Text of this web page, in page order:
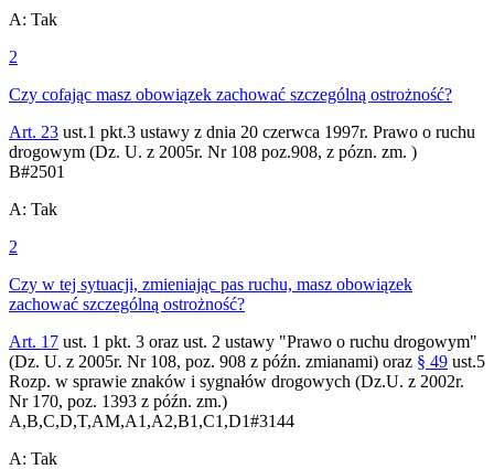
A: Tak
2
Czy cofając masz obowiązek zachować szczególną ostrożność?
Art. 23 ust.1 pkt.3 ustawy z dnia 20 czerwca 1997r. Prawo o ruchu
drogowym (Dz. U. z 2005r. Nr 108 poz.908, z pózn. zm. )
B#2501
A: Tak
2
Czy w tej sytuacji, zmieniając pas ruchu, masz obowiązek
zachować szczególną ostrożność?
Art. 17 ust. 1 pkt. 3 oraz ust. 2 ustawy "Prawo o ruchu drogowym"
(Dz. U. z 2005r. Nr 108, poz. 908 z późn. zmianami) oraz § 49 ust.5
Rozp. w sprawie znaków i sygnałów drogowych (Dz.U. z 2002r.
Nr 170, poz. 1393 z późn. zm.)
A,B,C,D,T,AM,A1,A2,B1,C1,D1#3144
A: Tak